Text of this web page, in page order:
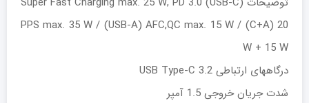
PPS max. 35 W / (USB-A) AFC,QC max. 15 W / (C+A) 20
W + 15 W
درگاههای ارتباطی USB Type-C 3.2
شدت جریان خروجی 1.5 آمپر